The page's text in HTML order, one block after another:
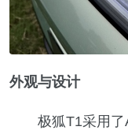
外观与设计
极狐T1采用了